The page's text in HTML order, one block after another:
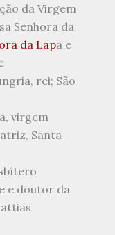
da Virgem
Senhora da
da Lapa e
rei; São
virgem
Santa
e doutor da